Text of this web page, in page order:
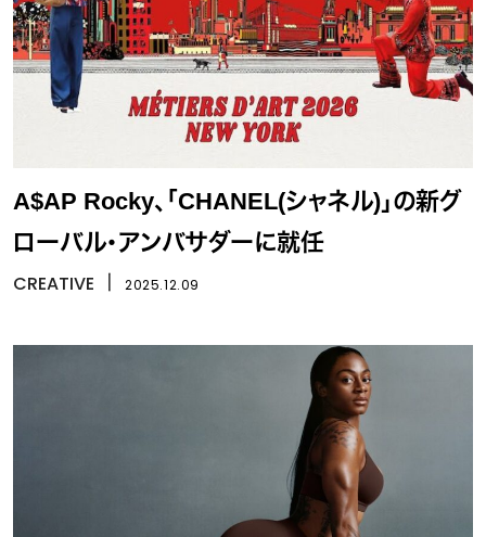
A$AP Rocky、「CHANEL(シャネル)」の新グ
ローバル・アンバサダーに就任
CREATIVE 2025.12.09